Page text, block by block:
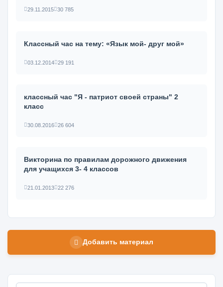
29.11.2015 30 785
Классный час на тему: «Язык мой- друг мой»
03.12.2014 29 191
классный час "Я - патриот своей страны" 2
класс
30.08.2016 26 604
Викторина по правилам дорожного движения
для учащихся 3- 4 классов
21.01.2013 22 276
Добавить материал